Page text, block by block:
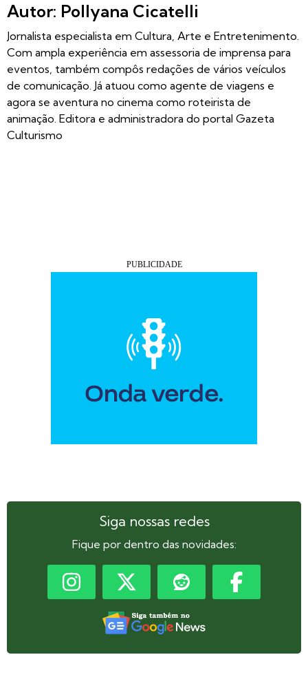
Autor: Pollyana Cicatelli
Jornalista especialista em Cultura, Arte e Entretenimento.
Com ampla experiência em assessoria de imprensa para
eventos, também compôs redações de vários veículos
de comunicação. Já atuou como agente de viagens e
agora se aventura no cinema como roteirista de
animação. Editora e administradora do portal Gazeta
Culturismo
Siga nossas redes
Fique por dentro das novidades: